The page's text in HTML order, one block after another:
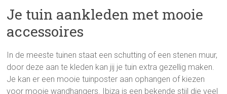
Je tuin aankleden met mooie
accessoires
In de meeste tuinen staat een schutting of een stenen muur,
door deze aan te kleden kan jij je tuin extra gezellig maken.
Je kan er een mooie tuinposter aan ophangen of kiezen
voor mooie wandhangers. Ibiza is een bekende stijl die veel